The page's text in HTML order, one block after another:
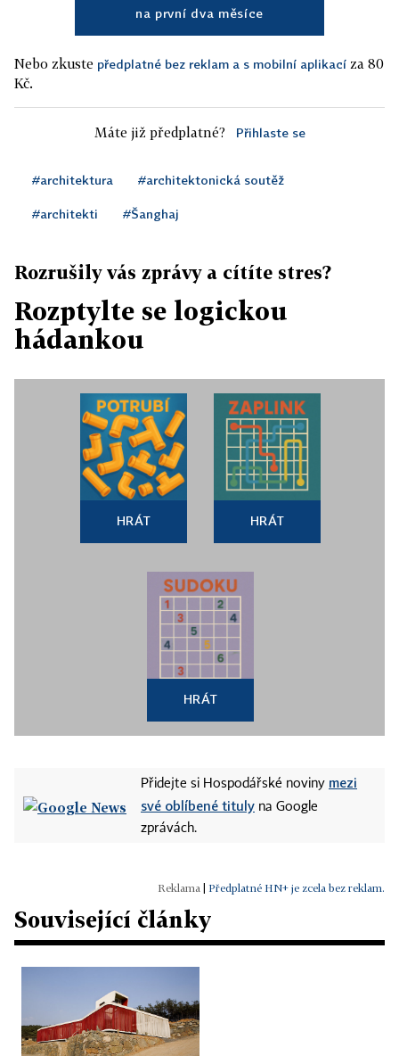
na první dva měsíce
Nebo zkuste předplatné bez reklam a s mobilní aplikací za 80
Kč.
Máte již předplatné? Přihlaste se
#architektura #architektonická soutěž
#architekti #Šanghaj
Rozrušily vás zprávy a cítíte stres?
Rozptylte se logickou
hádankou
HRÁT HRÁT
HRÁT
Přidejte si Hospodářské noviny mezi
své oblíbené tituly na Google
zprávách.
Předplatné HN+ je zcela bez reklam.
Související články